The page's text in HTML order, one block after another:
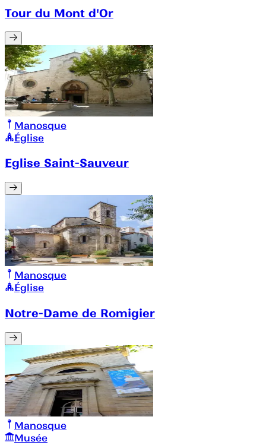
Tour du Mont d'Or
Manosque
Église
Eglise Saint-Sauveur
Manosque
Église
Notre-Dame de Romigier
Manosque
Musée